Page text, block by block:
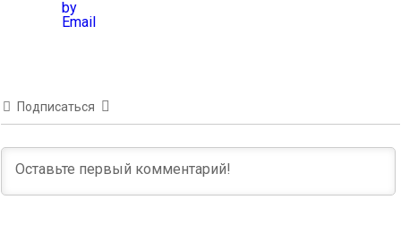
Подписаться